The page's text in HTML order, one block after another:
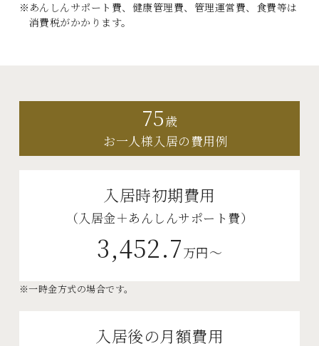
あんしんサポート費、健康管理費、管理運営費、食費等は
消費税がかかります。
75歳
お一人様入居の費用例
入居時初期費用
（入居金＋あんしんサポート費）
3,452.7万円～
※一時金方式の場合です。
入居後の月額費用